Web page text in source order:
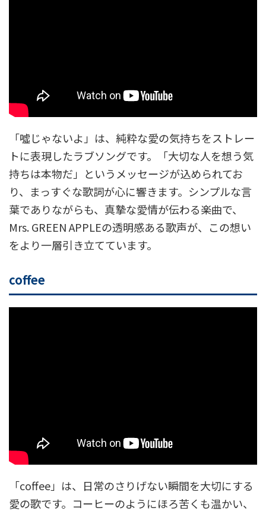
「噓じゃないよ」は、純粋な愛の気持ちをストレー
トに表現したラブソングです。「大切な人を想う気
持ちは本物だ」というメッセージが込められてお
り、まっすぐな歌詞が心に響きます。シンプルな言
葉でありながらも、真摯な愛情が伝わる楽曲で、
Mrs. GREEN APPLEの透明感ある歌声が、この想い
をより一層引き立てています。
coffee
「coffee」は、日常のさりげない瞬間を大切にする
愛の歌です。コーヒーのようにほろ苦くも温かい、